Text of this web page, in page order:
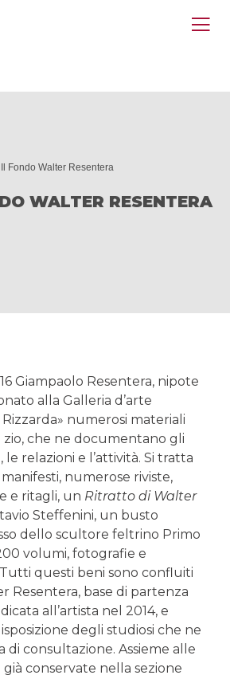
Il Fondo Walter Resentera
WALTER RESENTERA
Giampaolo Resentera, nipote
alla Galleria d’arte
numerosi materiali
che ne documentano gli
le relazioni e l’attività. Si tratta
manifesti, numerose riviste,
e ritagli, un Ritratto di Walter
Steffenini, un busto
dello scultore feltrino Primo
volumi, fotografie e
questi beni sono confluiti
Resentera, base di partenza
all’artista nel 2014, e
degli studiosi che ne
di consultazione. Assieme alle
conservate nella sezione